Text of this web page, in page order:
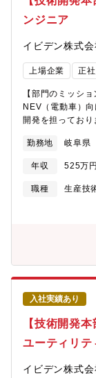
で組立までおこ
増加しており、組
ンジニア
イビデン株式会
上場企業 正
【部門のミッシ
NEV（電動車）
開発を担ってお
売上を目指して
開発まで先行開
ます。【業務内
インの工程設計
いただきます。
当量産ラインの
修や自掛りでの
査、工法開発、
カー調査、新規
ど新規設備開発中
があり、中国語ス
属部門】技術開
名）もしくは生
ていない製品に関
由な発想で幅広い
勤務地 岐阜県
年収 525万
職種
生産技
入社実績あり
【技術開発
ユーティリテ
イビデン株式会